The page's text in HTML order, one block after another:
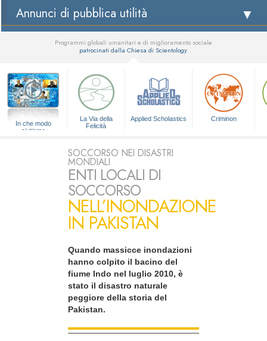
Annunci di pubblica utilità
Programmi globali umanitari e di miglioramento sociale
patrocinati dalla Chiesa di Scientology
In che modo
aiutiamo
La Via della
Felicità
Applied Scholastics Criminon
SOCCORSO NEI DISASTRI
MONDIALI
ENTI LOCALI DI
SOCCORSO
NELL’INONDAZIONE
IN PAKISTAN
Quando massicce inondazioni
hanno colpito il bacino del
fiume Indo nel luglio 2010, è
stato il disastro naturale
peggiore della storia del
Pakistan.